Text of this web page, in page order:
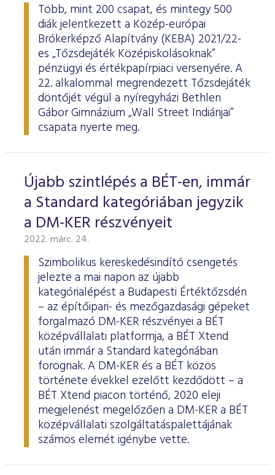
Több, mint 200 csapat, és mintegy 500
diák jelentkezett a Közép-európai
Brókerképző Alapítvány (KEBA) 2021/22-
es „Tőzsdejáték Középiskolásoknak”
pénzügyi és értékpapírpiaci versenyére. A
22. alkalommal megrendezett Tőzsdejáték
döntőjét végül a nyíregyházi Bethlen
Gábor Gimnázium „Wall Street Indiánjai”
csapata nyerte meg.
Újabb szintlépés a BÉT-en, immár
a Standard kategóriában jegyzik
a DM-KER részvényeit
2022. márc. 24.
Szimbolikus kereskedésindító csengetés
jelezte a mai napon az újabb
kategórialépést a Budapesti Értéktőzsdén
– az építőipari- és mezőgazdasági gépeket
forgalmazó DM-KER részvényei a BÉT
középvállalati platformja, a BÉT Xtend
után immár a Standard kategóriában
forognak. A DM-KER és a BÉT közös
története évekkel ezelőtt kezdődött – a
BÉT Xtend piacon történő, 2020 eleji
megjelenést megelőzően a DM-KER a BÉT
középvállalati szolgáltatáspalettájának
számos elemét igénybe vette.